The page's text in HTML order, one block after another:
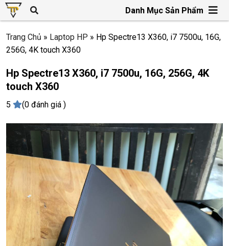
Danh Mục Sản Phẩm
Trang Chủ » Laptop HP » Hp Spectre13 X360, i7 7500u, 16G,
256G, 4K touch X360
Hp Spectre13 X360, i7 7500u, 16G, 256G, 4K
touch X360
5 (0 đánh giá )